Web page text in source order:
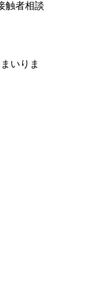
触者相談
いりま